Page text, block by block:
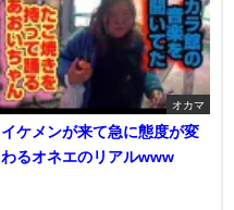
オカマ
イケメンが来て急に態度が変
わるオネエのリアルwww